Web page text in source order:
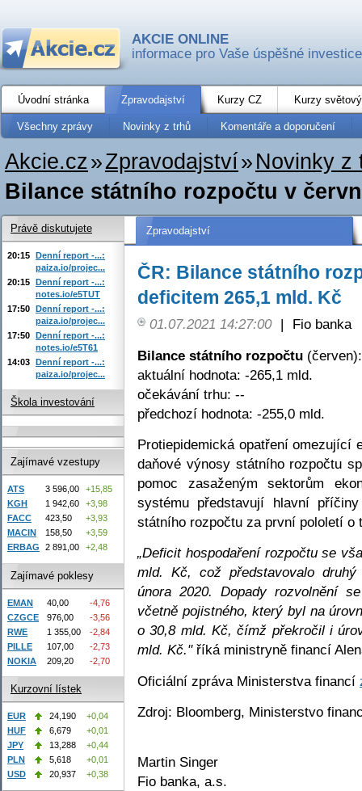
AKCIE ONLINE
informace pro Vaše úspěšné investice
Úvodní stránka Zpravodajství Kurzy CZ Kurzy
Všechny zprávy Novinky z trhů Komentáře a doporučení
Akcie.cz»Zpravodajství» Novinky z
Bilance státního rozpočtu v
Zpravodajství
ČR: Bilance státního
deficitem 265,1 mld. Kč
01.07.2021 14:27:00 |
Fio banka
Bilance státního rozpočtu (červen):
aktuální hodnota: -265,1 mld.
očekávání trhu: --
předchozí hodnota: -255,0 mld.
Protiepidemická opatření omezující
daňové výnosy státního rozpočtu
pomoc zasaženým sektorům
systému představují hlavní
státního rozpočtu za první pololetí o
„Deficit hospodaření rozpočtu se
mld. Kč, což představovalo
února 2020. Dopady rozvolnění
včetně pojistného, který byl na
o 30,8 mld. Kč, čímž překročil i
mld. Kč."říká ministryně financí
Oficiální zpráva Ministerstva financí
Zdroj: Bloomberg, Ministerstvo
Martin Singer
Fio banka, a.s.
Právě diskutujete
20:15 Denní report -...:
paiza.io/projec...
20:15 Denní report -...:
notes.io/e5TUT
17:50 Denní report -...:
paiza.io/projec...
17:50 Denní report -...:
notes.io/e5T61
14:03 Denní report -...:
paiza.io/projec...
Škola investování
Zajímavé vzestupy
ATS 3 596,00
+15,85
KGH
1 942,60
+3,98
FACC
423,50
+3,93
MACIN
158,50
+3,59
ERBAG
2 891,00 +2,48
Zajímavé poklesy
EMAN 40,00
-4,76
CZGCE
976,00
-3,56
RWE
1 355,00
-2,84
PILLE
107,00
-2,73
NOKIA
209,20 -2,70
Kurzovní lístek
EUR 24,190
+0,04
HUF
6,679
+0,01
JPY
13,288
+0,44
PLN
5,618
+0,01
USD
20,937 +0,38